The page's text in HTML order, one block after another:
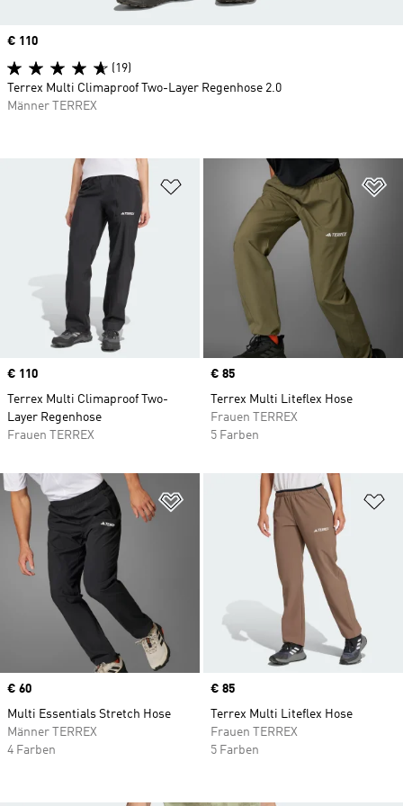
Zur Wunschliste hinzufügen
Price
€ 110
Terrex Multi Climaproof Two-
Layer Regenhose
Frauen TERREX
Price
€ 85
Terrex Multi Liteflex Hose
Frauen TERREX
5 Farben
Zur Wunschliste hinzufügen
Price
€ 60
Multi Essentials Stretch Hose
Männer TERREX
4 Farben
Price
€ 85
Terrex Multi Liteflex Hose
Frauen TERREX
5 Farben
Price
€ 110
(19)
Terrex Multi Climaproof Two-Layer Regenhose 2.0
Männer TERREX